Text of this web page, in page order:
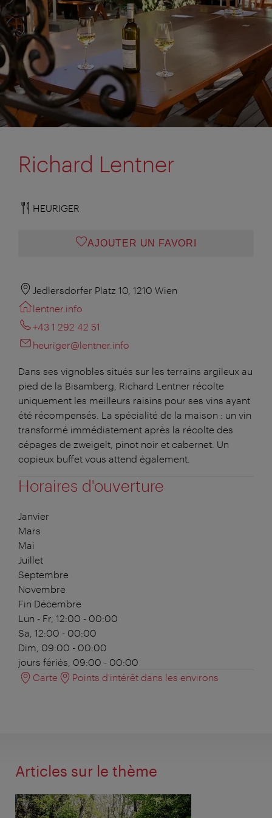
Richard Lentner
HEURIGER
AJOUTER UN FAVORI
Jedlersdorfer Platz 10, 1210 Wien
lentner.info
+43 1 292 42 51
heuriger@lentner.info
Dans ses vignobles situés sur les terrains argileux au
pied de la Bisamberg, Richard Lentner récolte
uniquement les meilleurs raisins pour ses vins ayant
été récompensés. La spécialité de la maison : un vin
transformé immédiatement après la récolte des
cépages de zweigelt, pinot noir et cabernet. Un
copieux buffet vous attend également.
Horaires d'ouverture
Janvier
Mars
Mai
Juillet
Septembre
Novembre
Fin Décembre
Lun - Fr, 12:00 - 00:00
Sa, 12:00 - 00:00
Dim, 09:00 - 00:00
jours fériés, 09:00 - 00:00
Carte
Points d'intérêt dans les environs
Articles sur le thème